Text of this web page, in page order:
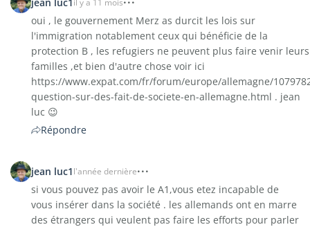
oui , le gouvernement Merz as durcit les lois sur
l'immigration notablement ceux qui bénéficie de la
protection B , les refugiers ne peuvent plus faire venir leurs
familles ,et bien d'autre chose voir ici
https://www.expat.com/fr/forum/europe/allemagne/
question-sur-des-fait-de-societe-en-allemagne.html . jean
luc 😉
Répondre
jean luc1l'année dernière
si vous pouvez pas avoir le A1,vous etez incapable de
vous insérer dans la société . les allemands ont en marre
des étrangers qui veulent pas faire les efforts pour parler